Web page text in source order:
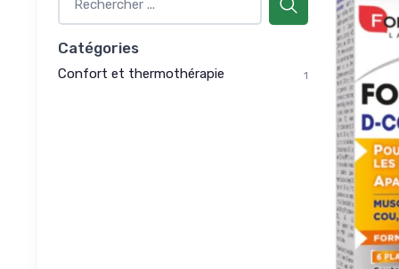
Catégories
Confort et thermothérapie 1